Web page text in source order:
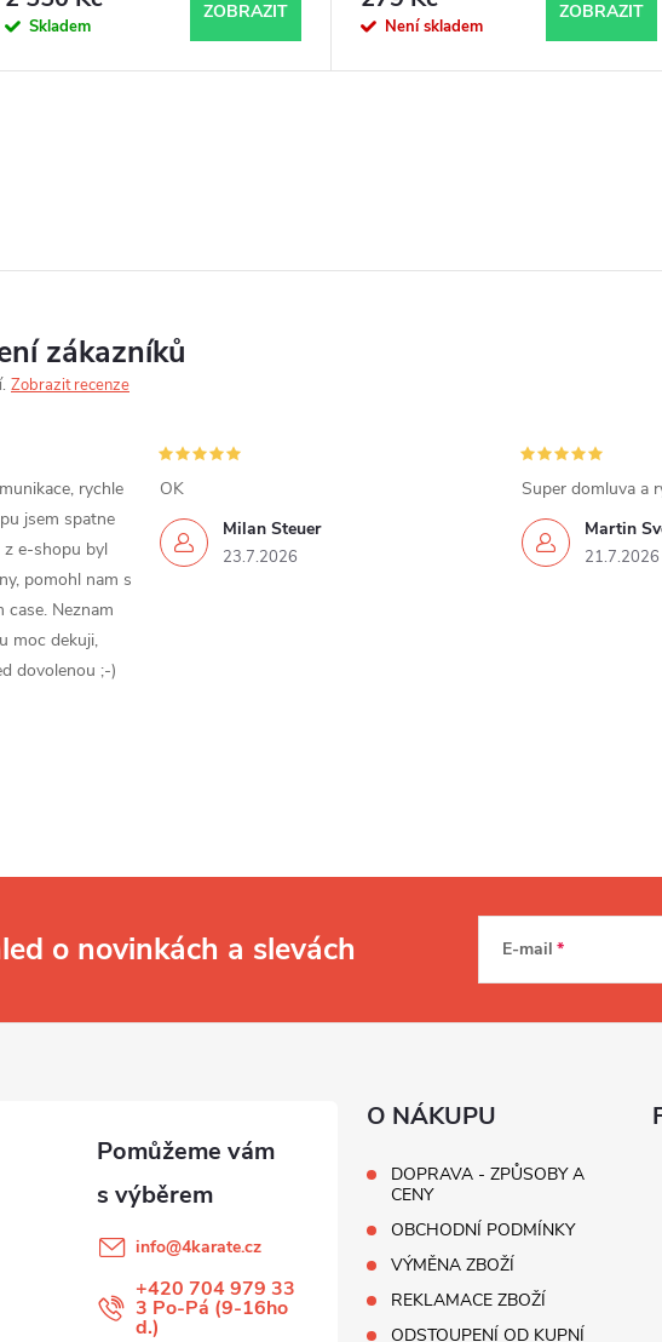
Skladem
ZOBRAZIT
Není skladem
ZOBRAZIT
zákazníků
Zobrazit recenze
rychle
jsem spatne
z e-shopu byl
pomohl nam s
Neznam
moc dekuji,
dovolenou ;-)
Milan Steuer
23.7.2026
OK
Martin
21.7.2026
Super domluva a
o novinkách a slevách E-mail
info@4karate.cz
+420 704 979 33
3 Po-Pá (9-16ho
d.)
O NÁKUPU
DOPRAVA - ZPŮSOBY A
CENY
OBCHODNÍ PODMÍNKY
VÝMĚNA ZBOŽÍ
REKLAMACE ZBOŽÍ
ODSTOUPENÍ OD KUPNÍ